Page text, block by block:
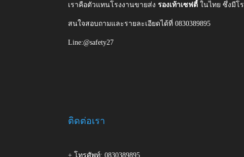
เราคือตัวแทนโรงงานขายส่งรองเท้าเซฟตี้ในไทย ซึ่งมีโ
สนใจสอบถามและรายละเอียดได้ที่ 0830389895
Line:@safety27
ติดต่อเรา
+ โทรศัพท์: 0830389895